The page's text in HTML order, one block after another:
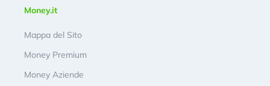
Money.it
Mappa del Sito
Money Premium
Money Aziende